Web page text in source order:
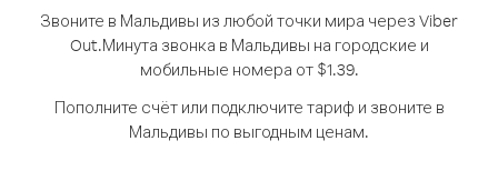
Звоните в Мальдивы из любой точки мира через Viber
Out.Минута звонка в Мальдивы на городские и
мобильные номера от $1.39.
Пополните счёт или подключите тариф и звоните в
Мальдивы по выгодным ценам.